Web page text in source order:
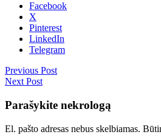
Facebook
X
Pinterest
LinkedIn
Telegram
Previous Post
Next Post
Parašykite nekrologą
El. pašto adresas nebus skelbiamas.